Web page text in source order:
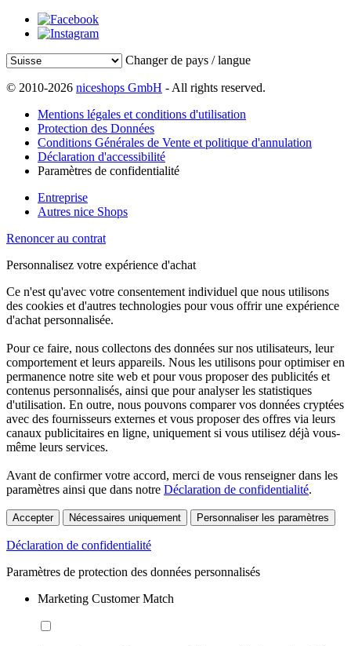
Changer de pays / langue
© 2010-2026 niceshops GmbH - All rights reserved.
Mentions légales et conditions d'utilisation
Protection des Données
Conditions Générales de Vente et politique d'annulation
Déclaration d'accessibilité
Paramètres de confidentialité
Entreprise
Autres nice Shops
Renoncer au contrat
Personnalisez votre expérience d'achat
Ce n'est qu'avec votre consentement individuel que nous utilisons
des cookies et d'autres technologies pour vous offrir une expérience
d'achat personnalisée.
Pour ce faire, nous collectons des données sur nos utilisateurs, leur
comportement et leurs appareils. Nous les utilisons pour optimiser en
permanence notre site web et pour vous proposer des publicités et
contenus personnalisés, ainsi que pour analyser les statistiques
d'utilisation. En outre, nous pouvons comparer vos données cryptées
avec des fournisseurs externes et vous proposer des offres via leurs
canaux publicitaires en ligne, uniquement si vous utilisez déjà vous-
même leurs services.
Avant de confirmer votre accord, merci de vous renseigner dans les
paramètres ainsi que dans notre Déclaration de confidentialité.
Accepter Nécessaires uniquement Personnaliser les paramètres
Déclaration de confidentialité
Paramètres de protection des données personnalisés
Marketing Customer Match